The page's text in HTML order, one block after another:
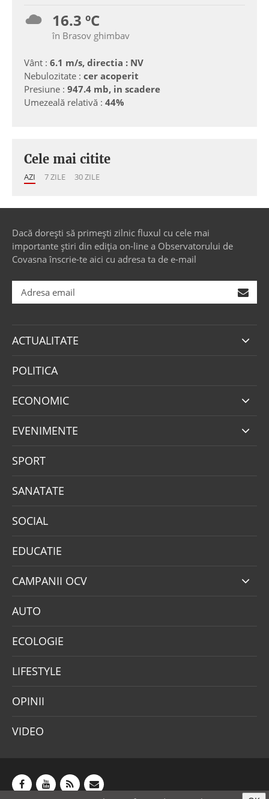
16.3 ºC
în Brasov ghimbav
Vânt : 6.1 m/s, directia : NV
Nebulozitate : cer acoperit
Presiune : 947.4 mb, in scadere
Umezeală relativă : 44%
Cele mai citite
AZI 7 ZILE 30 ZILE
Dacă dorești să primești zilnic fluxul cu cele mai
importante știri din ediția on-line a Observatorului de
Covasna înscrie-te aici cu adresa ta de e-mail
ACTUALITATE
POLITICA
ECONOMIC
EVENIMENTE
SPORT
SANATATE
SOCIAL
EDUCATIE
CAMPANII OCV
AUTO
ECOLOGIE
LIFESTYLE
OPINII
VIDEO